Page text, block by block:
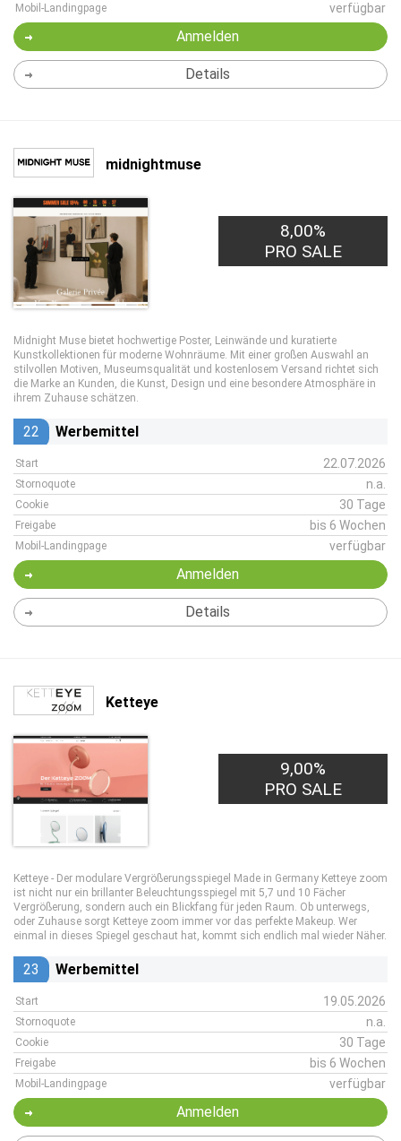
Mobil-Landingpage verfügbar
Anmelden
Details
midnightmuse
8,00%
PRO SALE
Midnight Muse bietet hochwertige Poster, Leinwände und kuratierte
Kunstkollektionen für moderne Wohnräume. Mit einer großen Auswahl an
stilvollen Motiven, Museumsqualität und kostenlosem Versand richtet sich
die Marke an Kunden, die Kunst, Design und eine besondere Atmosphäre in
ihrem Zuhause schätzen.
22 Werbemittel
Start 22.07.2026
Stornoquote n.a.
Cookie 30 Tage
Freigabe bis 6 Wochen
Mobil-Landingpage verfügbar
Anmelden
Details
Ketteye
9,00%
PRO SALE
Ketteye - Der modulare Vergrößerungsspiegel Made in Germany Ketteye zoom
ist nicht nur ein brillanter Beleuchtungsspiegel mit 5,7 und 10 Fächer
Vergrößerung, sondern auch ein Blickfang für jeden Raum. Ob unterwegs,
oder Zuhause sorgt Ketteye zoom immer vor das perfekte Makeup. Wer
einmal in dieses Spiegel geschaut hat, kommt sich endlich mal wieder Näher.
23 Werbemittel
Start 19.05.2026
Stornoquote n.a.
Cookie 30 Tage
Freigabe bis 6 Wochen
Mobil-Landingpage verfügbar
Anmelden